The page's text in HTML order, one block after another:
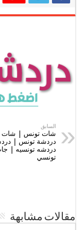
السابق
شات تونس | شات
دردشة تونس |
دردشه تونسيه |
تونسي
مقالات مشابهة